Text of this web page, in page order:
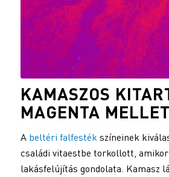
KAMASZOS
MAGENTA
A beltéri falfesték színeinek
családi vitaestbe torkollott,
lakásfelújítás gondolata. Kamasz